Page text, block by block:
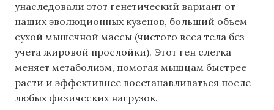
унаследовали этот генетический вариант от
наших эволюционных кузенов, больший объем
сухой мышечной массы (чистого веса тела без
учета жировой прослойки). Этот ген слегка
меняет метаболизм, помогая мышцам быстрее
расти и эффективнее восстанавливаться после
любых физических нагрузок.